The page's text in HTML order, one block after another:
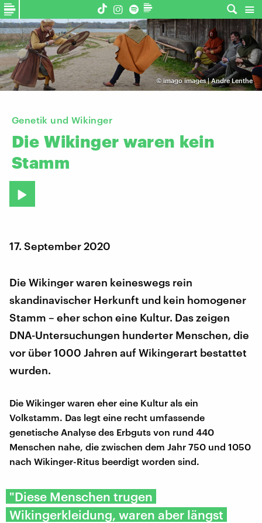
© imago images | Andre Lenthe
Genetik und Wikinger
Die Wikinger waren kein
Stamm
17. September 2020
Die Wikinger waren keineswegs rein
skandinavischer Herkunft und kein homogener
Stamm – eher schon eine Kultur. Das zeigen
DNA-Untersuchungen hunderter Menschen, die
vor über 1000 Jahren auf Wikingerart bestattet
wurden.
Die Wikinger waren eher eine Kultur als ein
Volkstamm. Das legt eine recht umfassende
genetische Analyse des Erbguts von rund 440
Menschen nahe, die zwischen dem Jahr 750 und 1050
nach Wikinger-Ritus beerdigt worden sind.
"Diese Menschen trugen
Wikingerkleidung, waren aber längst